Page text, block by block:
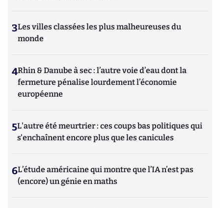
3Les villes classées les plus malheureuses du
monde
4Rhin & Danube à sec : l’autre voie d’eau dont la
fermeture pénalise lourdement l’économie
européenne
5L'autre été meurtrier : ces coups bas politiques qui
s'enchaînent encore plus que les canicules
6L’étude américaine qui montre que l’IA n’est pas
(encore) un génie en maths